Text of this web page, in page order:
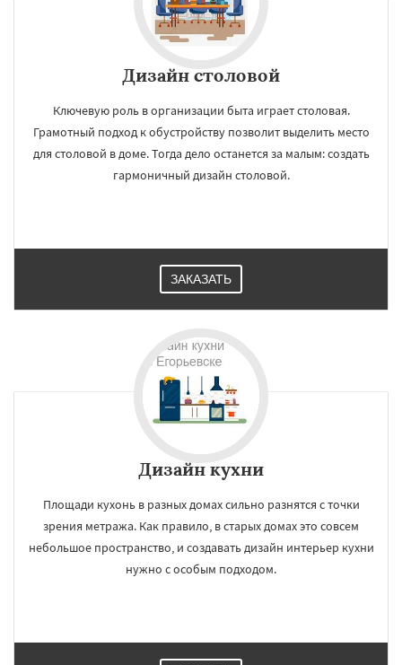
Работаем по
регионам
×
Жуковский Зарайск Звенигород
Истра Кашира Клин
Кубинка Куровское Ликино-Дулево
Лосино-Петровский Луховицы
Можайск Мытищи
Ногинск Одинцово
Озеры Орехово-Зуево
Пущино Раменское
Рузф Сергиев Посад
Дизайн cтоловой
Ключевую роль в организации быта играет столовая.
Грамотный подход к обустройству позволит выделить место
для столовой в доме. Тогда дело останется за малым: создать
гармоничный дизайн столовой.
ЗАКАЗАТЬ
Дизайн кухни
Площади кухонь в разных домах сильно разнятся с точки
зрения метража. Как правило, в старых домах это совсем
небольшое пространство, и создавать дизайн интерьер кухни
нужно с особым подходом.
УЗНАТЬ ПОДРОБНЕЕ